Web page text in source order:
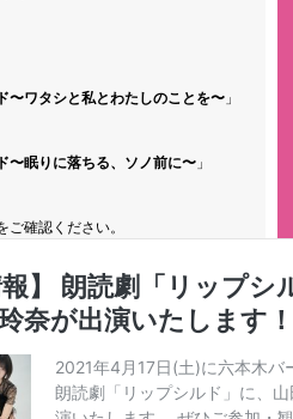
〜ワタシと私とわたしのことを〜 」
〜眠りに落ちる、ソノ前に〜 」
ご確認ください。